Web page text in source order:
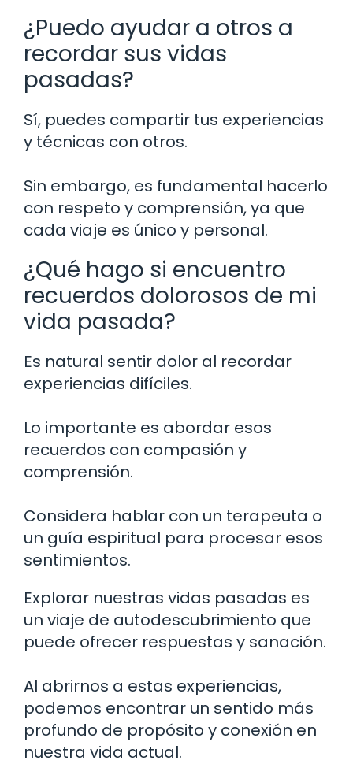
¿Puedo ayudar a otros a
recordar sus vidas
pasadas?
Sí, puedes compartir tus experiencias
y técnicas con otros.
Sin embargo, es fundamental hacerlo
con respeto y comprensión, ya que
cada viaje es único y personal.
¿Qué hago si encuentro
recuerdos dolorosos de mi
vida pasada?
Es natural sentir dolor al recordar
experiencias difíciles.
Lo importante es abordar esos
recuerdos con compasión y
comprensión.
Considera hablar con un terapeuta o
un guía espiritual para procesar esos
sentimientos.
Explorar nuestras vidas pasadas es
un viaje de autodescubrimiento que
puede ofrecer respuestas y sanación.
Al abrirnos a estas experiencias,
podemos encontrar un sentido más
profundo de propósito y conexión en
nuestra vida actual.